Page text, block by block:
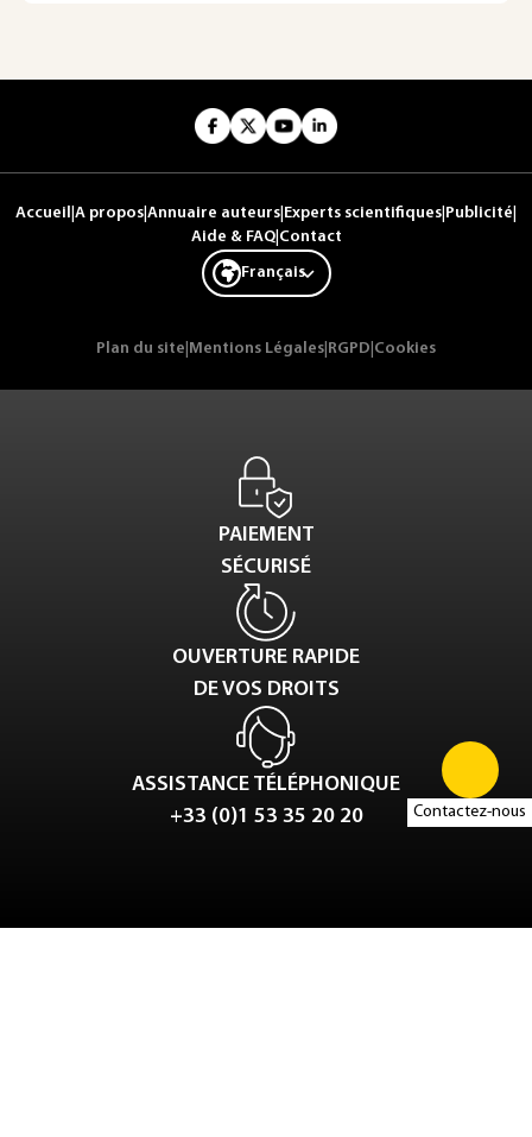
Contactez-nous
Accueil A propos Annuaire auteurs Experts scientifiques Publicité
Aide & FAQ| Contact
Français
Plan du site Mentions Légales RGPD Cookies
PAIEMENT
SÉCURISÉ
OUVERTURE RAPIDE
DE VOS DROITS
ASSISTANCE TÉLÉPHONIQUE
+33 (0)1 53 35 20 20